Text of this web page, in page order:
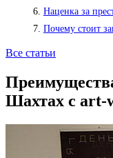
Наценка за
Почему стоит
Все статьи
Шахтах с art-